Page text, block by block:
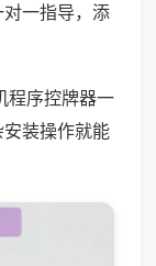
一指导，添
程序控牌器一
装操作就能